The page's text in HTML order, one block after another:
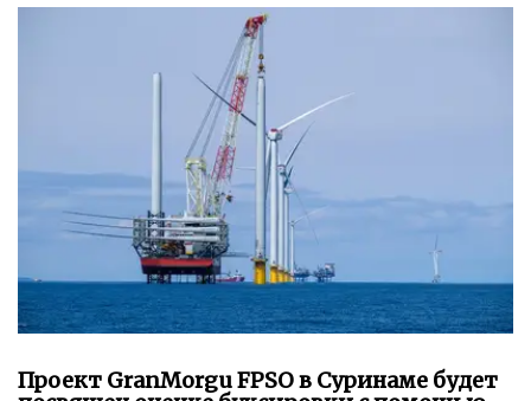
Проект GranMorgu FPSO в Суринаме будет